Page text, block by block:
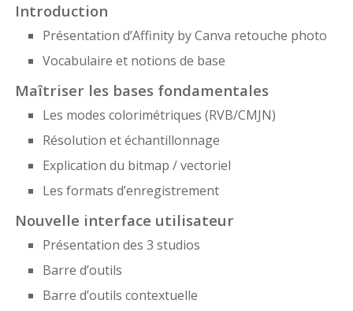
Introduction
Présentation d’Affinity by Canva retouche photo
Vocabulaire et notions de base
Maîtriser les bases fondamentales
Les modes colorimétriques (RVB/CMJN)
Résolution et échantillonnage
Explication du bitmap / vectoriel
Les formats d’enregistrement
Nouvelle interface utilisateur
Présentation des 3 studios
Barre d’outils
Barre d’outils contextuelle